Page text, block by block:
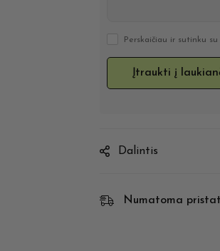
Perskaičiau ir sutinku
Dalintis
Numatoma